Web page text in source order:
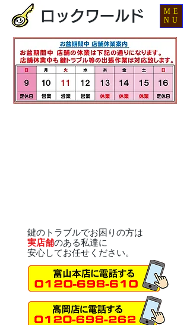
ロックワールド
鍵のトラブルでお困りの方は
実店舗のある私達に
安心してお任せください。
ME
NU